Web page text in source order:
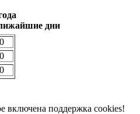
дни
0
0
0
включена поддержка cookies!